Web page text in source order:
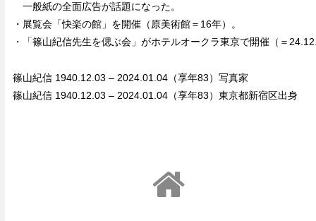
一般紙の全面広告が話題になった。
・展覧会「快楽の館」を開催（原美術館＝16年）。
・「篠山紀信先生を偲ぶ会」がホテルオークラ東京で開催（＝
篠山紀信 1940.12.03 – 2024.01.04（享年83）写真家
篠山紀信 1940.12.03 – 2024.01.04（享年83）東京都新宿区出身